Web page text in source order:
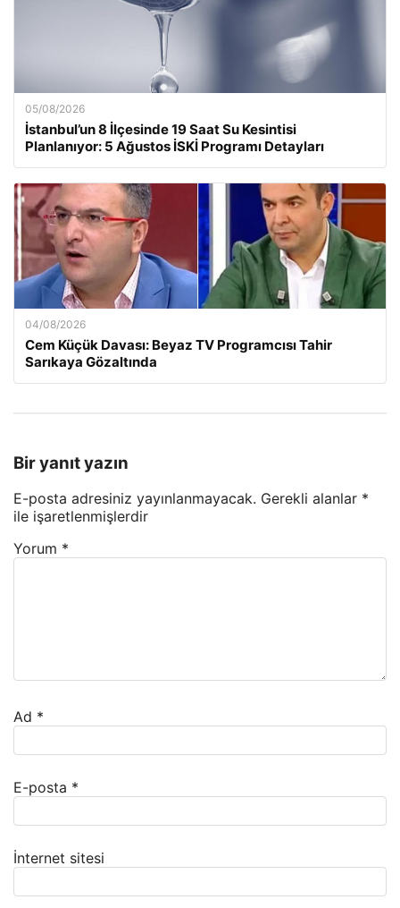
05/08/2026
İstanbul’un 8 İlçesinde 19 Saat Su Kesintisi
Planlanıyor: 5 Ağustos İSKİ Programı Detayları
04/08/2026
Cem Küçük Davası: Beyaz TV Programcısı Tahir
Sarıkaya Gözaltında
Bir yanıt yazın
E-posta adresiniz yayınlanmayacak. Gerekli alanlar *
ile işaretlenmişlerdir
Yorum *
Ad *
E-posta *
İnternet sitesi